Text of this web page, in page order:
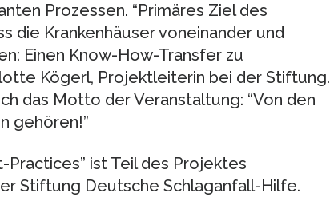
Prozessen. “Primäres Ziel des
die Krankenhäuser voneinander und
Einen Know-How-Transfer zu
Kögerl, Projektleiterin bei der Stiftung.
das Motto der Veranstaltung: “Von den
gehören!”
ist Teil des Projektes
Stiftung Deutsche Schlaganfall-Hilfe.